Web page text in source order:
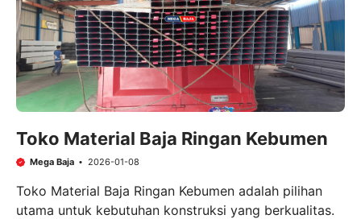
Toko Material Baja Ringan Kebumen
Mega Baja 2026-01-08
Toko Material Baja Ringan Kebumen adalah pilihan
utama untuk kebutuhan konstruksi yang berkualitas.